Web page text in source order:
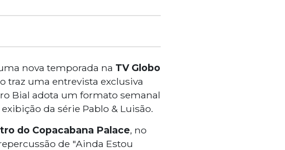
nova temporada na TV Globo
traz uma entrevista exclusiva
Bial adota um formato semanal
da série Pablo & Luisão.
do Copacabana Palace, no
de "Ainda Estou